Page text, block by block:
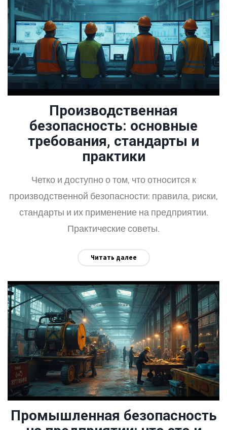
Производственная
безопасность: основные
требования, стандарты и
практики
Четко и доступно о том, что относится к
производственной безопасности: правила, риски,
стандарты и их применение на предприятии.
Практические советы.
Читать далее
Промышленная безопасность